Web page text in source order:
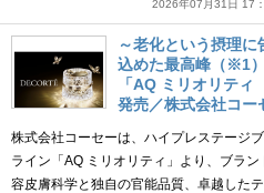
2026年07月31日 17
～老化という摂理
込めた最高峰（※1
「AQ ミリオリテ
発売／株式会社コー
株式会社コーセーは、ハイプレステージ
ライン「AQ ミリオリティ」より、ブラ
容皮膚科学と独自の官能品質、卓越した